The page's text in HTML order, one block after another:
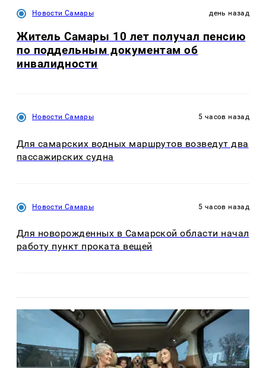
Новости Самары день назад
Житель Самары 10 лет получал пенсию
по поддельным документам об
инвалидности
Новости Самары 5 часов назад
Для самарских водных маршрутов возведут два
пассажирских судна
Новости Самары 5 часов назад
Для новорожденных в Самарской области начал
работу пункт проката вещей